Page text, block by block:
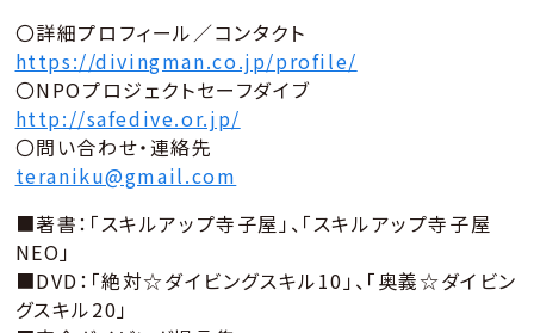
〇詳細プロフィール／コンタクト
https://divingman.co.jp/profile/
〇NPOプロジェクトセーフダイブ
http://safedive.or.jp/
〇問い合わせ・連絡先
teraniku@gmail.com
■著書：「スキルアップ寺子屋」、「スキルアップ寺子屋
NEO」
■DVD：「絶対☆ダイビングスキル10」、「奥義☆ダイビン
グスキル20」